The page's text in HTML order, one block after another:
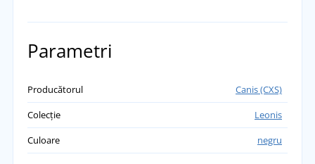
Parametri
Producătorul
Canis (CXS)
Colecție
Leonis
Culoare
negru